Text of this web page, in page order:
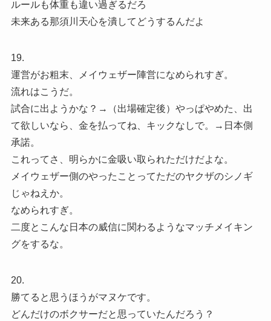
ルールも体重も違い過ぎるだろ
未来ある那須川天心を潰してどうするんだよ
19.
運営がお粗末、メイウェザー陣営になめられすぎ。
流れはこうだ。
試合に出ようかな？→（出場確定後）やっぱやめた、出
て欲しいなら、金を払ってね、キックなしで。→日本側
承諾。
これってさ、明らかに金吸い取られただけだよな。
メイウェザー側のやったことってただのヤクザのシノギ
じゃねえか。
なめられすぎ。
二度とこんな日本の威信に関わるようなマッチメイキン
グをするな。
20.
勝てると思うほうがマヌケです。
どんだけのボクサーだと思っていたんだろう？